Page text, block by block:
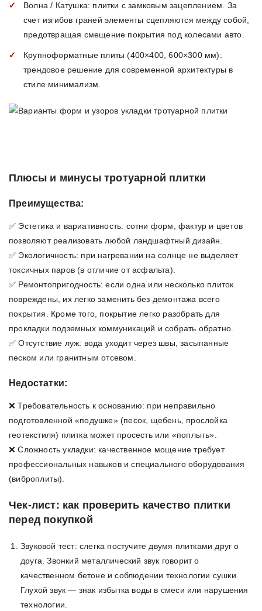
Волна / Катушка: плитки с замковым зацеплением. За
счет изгибов граней элементы сцепляются между собой,
предотвращая смещение покрытия под колесами авто.
Крупноформатные плиты (400×400, 600×300 мм):
трендовое решение для современной архитектуры в
стиле минимализм.
Плюсы и минусы тротуарной плитки
Преимущества:
✅ Эстетика и вариативность: сотни форм, фактур и цветов
позволяют реализовать любой ландшафтный дизайн.
✅ Экологичность: при нагревании на солнце не выделяет
токсичных паров (в отличие от асфальта).
✅ Ремонтопригодность: если одна или несколько плиток
повреждены, их легко заменить без демонтажа всего
покрытия. Кроме того, покрытие легко разобрать для
прокладки подземных коммуникаций и собрать обратно.
✅ Отсутствие луж: вода уходит через швы, засыпанные
песком или гранитным отсевом.
Недостатки:
❌ Требовательность к основанию: при неправильно
подготовленной «подушке» (песок, щебень, прослойка
геотекстиля) плитка может просесть или «поплыть».
❌ Сложность укладки: качественное мощение требует
профессиональных навыков и специального оборудования
(виброплиты).
Чек-лист: как проверить качество плитки
перед покупкой
Звуковой тест: слегка постучите двумя плитками друг о
друга. Звонкий металлический звук говорит о
качественном бетоне и соблюдении технологии сушки.
Глухой звук — знак избытка воды в смеси или нарушения
технологии.